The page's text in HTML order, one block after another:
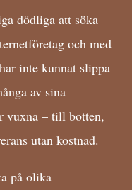
dödliga att söka
och med
inte kunnat slippa
av sina
vuxna – till botten,
utan kostnad.
på olika